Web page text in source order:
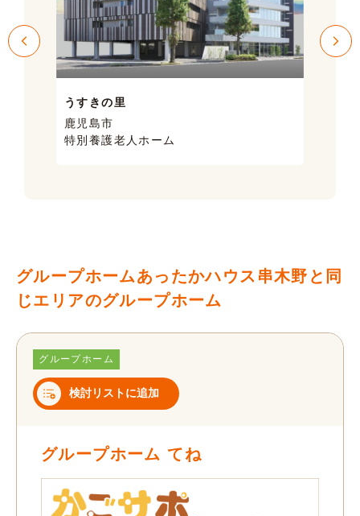
うすきの里
鹿児島市
特別養護老人ホーム
グループホームあったかハウス串木野と同
じエリアのグループホーム
グループホーム
検討リストに追加
グループホーム てね